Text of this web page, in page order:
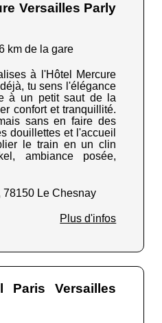
Versailles Parly
km de la gare
à l'Hôtel Mercure
tu sens l'élégance
à un petit saut de la
confort et tranquillité.
sans en faire des
douillettes et l'accueil
le train en un clin
ambiance posée,
78150 Le Chesnay
Plus d'infos
Paris Versailles